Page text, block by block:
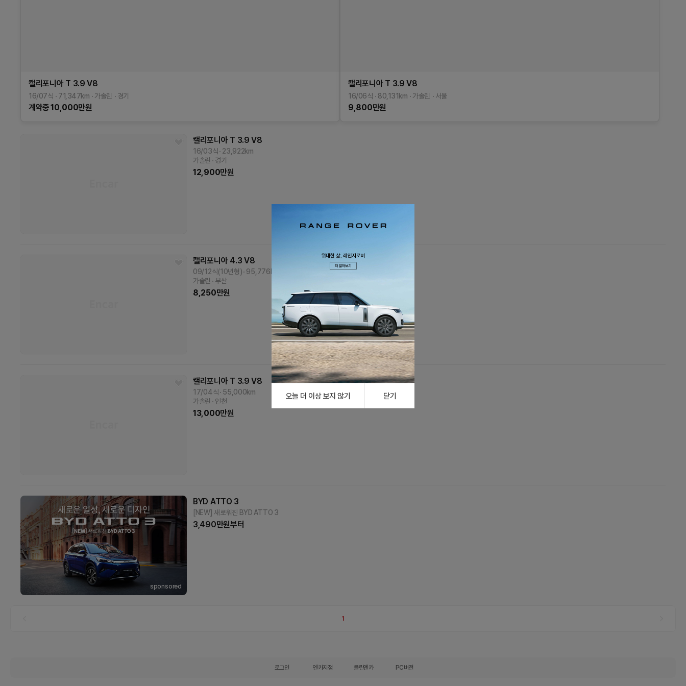
캘리포니아 T 3.9 V8
16/07식 71,347km 가솔린 경기
계약중10,000만원
캘리포니아 T 3.9 V8
16/06식 80,131 km 가솔린 서울
9,800만원
캘리포니아 T 3.9 V8
16/03식 23,922km
가솔린
경기
12,900만원
캘리포니아 4.3 V8
09/12식(10년형) 95,776
가솔린
부산
8,250만원
캘리포니아 T 3.9 V8
17/04식 55,000km
가솔린
인천
13,000만원
sponsored
BYD ATTO 3
[NEW] 새로워진 BYD ATTO 3
3,490만원부터
1
로그인 엔카지점 클린엔카 PC버전
오늘 더 이상 보지 않기 닫기